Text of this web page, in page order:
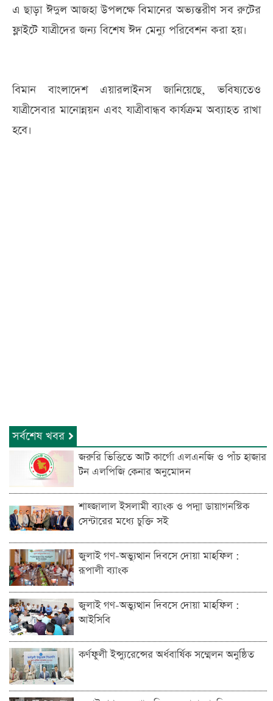
এ ছাড়া ঈদুল আজহা উপলক্ষে বিমানের অভ্যন্তরীণ সব রুটের
ফ্লাইটে যাত্রীদের জন্য বিশেষ ঈদ মেন্যু পরিবেশন করা হয়।
বিমান বাংলাদেশ এয়ারলাইনস জানিয়েছে, ভবিষ্যতেও
যাত্রীসেবার মানোন্নয়ন এবং যাত্রীবান্ধব কার্যক্রম অব্যাহত রাখা
হবে।
সর্বশেষ খবর
জরুরি ভিত্তিতে আট কার্গো এলএনজি ও পাঁচ হাজার
টন এলপিজি কেনার অনুমোদন
শাহ্জালাল ইসলামী ব্যাংক ও পদ্মা ডায়াগনস্টিক
সেন্টারের মধ্যে চুক্তি সই
জুলাই গণ-অভ্যুত্থান দিবসে দোয়া মাহফিল :
রূপালী ব্যাংক
জুলাই গণ-অভ্যুত্থান দিবসে দোয়া মাহফিল :
আইসিবি
কর্ণফুলী ইন্স্যুরেন্সের অর্ধবার্ষিক সম্মেলন অনুষ্ঠিত